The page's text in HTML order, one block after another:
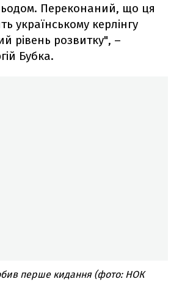
Переконаний, що ця
українському керлінгу
рівень розвитку", –
Бубка.
перше кидання (фото: НОК